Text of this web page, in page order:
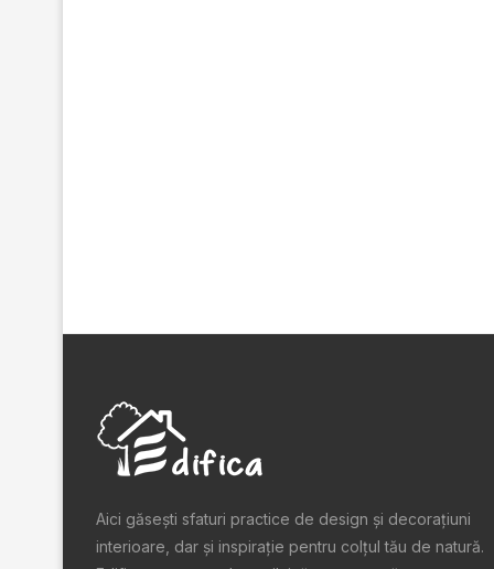
Aici găsești sfaturi practice de design şi decoraţiuni
interioare, dar și inspiraţie pentru colţul tău de natură.